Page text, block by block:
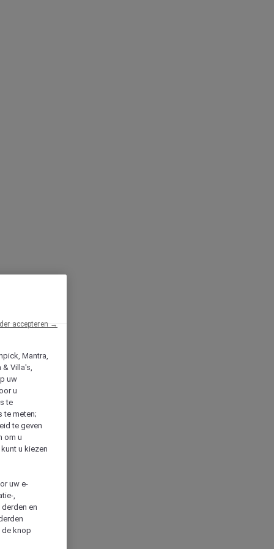
Mantra,
& Villa's,
uw
u
te
te meten;
te geven
om u
u kiezen
uw e-
,
en
de knop
accepteren →